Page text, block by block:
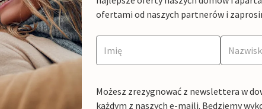
ofertami od naszych partnerów i
Możesz zrezygnować z newslettera w
każdym z naszych e-maili. Będziemy